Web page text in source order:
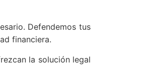
Defendemos tus
financiera.
la solución legal